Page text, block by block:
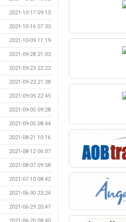
2021-10-17 09:13
2021-10-16 07:33
2021-10-09 11:19
2021-09-28 21:03
2021-09-23 22:22
2021-09-23 21:38
2021-09-05 22:45
2021-09-05 09:28
2021-09-05 08:44
2021-08-21 10:16
2021-08-12 06:07
2021-08-07 09:58
2021-07-10 08:42
2021-06-30 23:24
2021-06-29 20:47